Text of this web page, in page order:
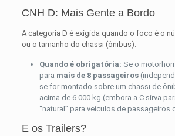
CNH D: Mais Gente a Bordo
A categoria D é exigida quando o foco é o
ou o tamanho do chassi (ônibus).
Quando é obrigatória: Se o
para mais de 8 passageiros
se for montado sobre um chassi de
acima de 6.000 kg (embora a C sirva
“natural” para veículos de passageiros
E os Trailers?